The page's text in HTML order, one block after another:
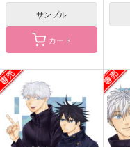
サンプル
カート